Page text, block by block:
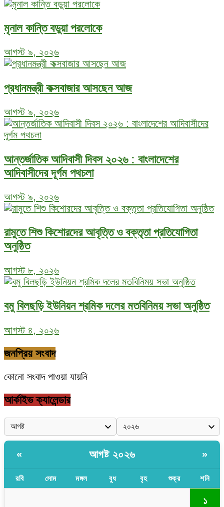
মৃনাল কান্তি বড়ুয়া পরলোকে
আগস্ট ৯, ২০২৬
প্রধানমন্ত্রী কক্সবাজার আসছেন আজ
আগস্ট ৯, ২০২৬
আন্তর্জাতিক আদিবাসী দিবস ২০২৬ : বাংলাদেশের
আদিবাসীদের দূর্গম পথচলা
আগস্ট ৯, ২০২৬
রামুতে শিশু কিশোরদের আবৃত্তি ও বক্তৃতা প্রতিযোগিতা
অনুষ্ঠিত
আগস্ট ৮, ২০২৬
বমু বিলছড়ি ইউনিয়ন শ্রমিক দলের মতবিনিময় সভা অনুষ্ঠিত
আগস্ট ৪, ২০২৬
জনপ্রিয় সংবাদ
কোনো সংবাদ পাওয়া যায়নি
আর্কাইভ ক্যালেন্ডার
« আগষ্ট ২০২৬ »
রবি সোম মঙ্গল বুধ বৃহ শুক্র শনি
১